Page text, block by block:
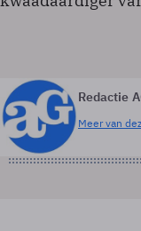
Redactie
Meer van